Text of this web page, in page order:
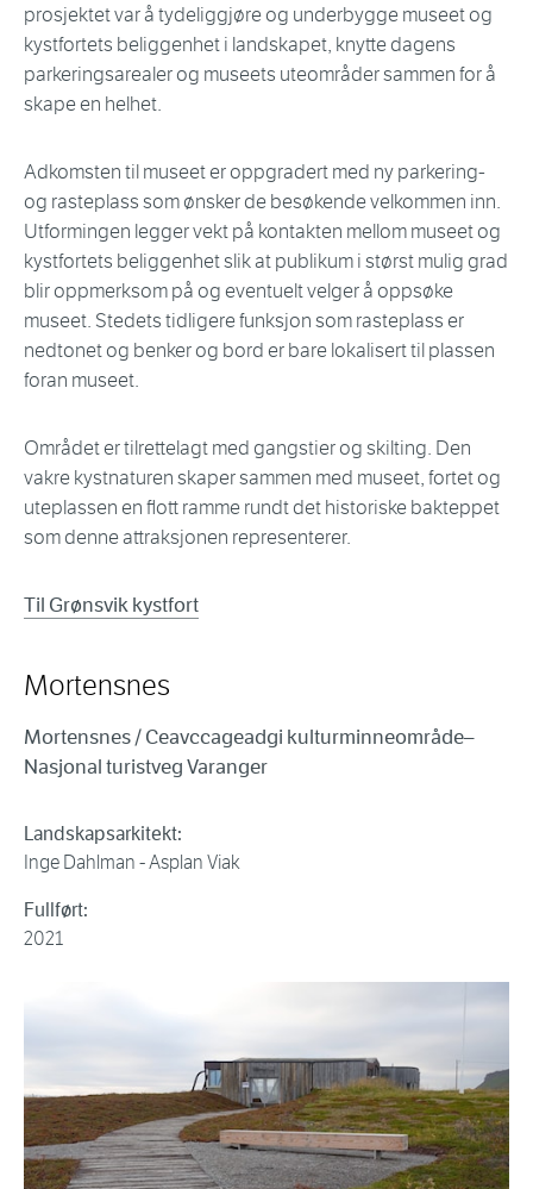
prosjektet var å tydeliggjøre og underbygge museet og
kystfortets beliggenhet i landskapet, knytte dagens
parkeringsarealer og museets uteområder sammen for å
skape en helhet.
Adkomsten til museet er oppgradert med ny parkering-
og rasteplass som ønsker de besøkende velkommen inn.
Utformingen legger vekt på kontakten mellom museet og
kystfortets beliggenhet slik at publikum i størst mulig grad
blir oppmerksom på og eventuelt velger å oppsøke
museet. Stedets tidligere funksjon som rasteplass er
nedtonet og benker og bord er bare lokalisert til plassen
foran museet.
Området er tilrettelagt med gangstier og skilting. Den
vakre kystnaturen skaper sammen med museet, fortet og
uteplassen en flott ramme rundt det historiske bakteppet
som denne attraksjonen representerer.
Til Grønsvik kystfort
Mortensnes
Mortensnes / Ceavccageadgi kulturminneområde–
Nasjonal turistveg Varanger
Landskapsarkitekt:
Inge Dahlman - Asplan Viak
Fullført:
2021